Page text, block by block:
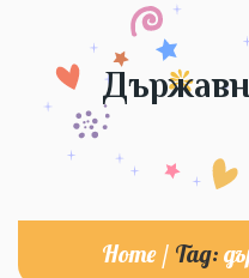
Home / Tag: